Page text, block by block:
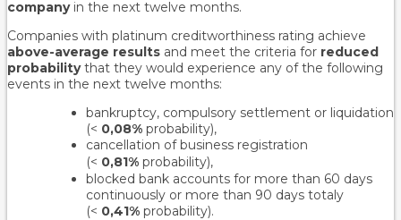
companyin the next twelve months.
Companies with platinum creditworthiness rating achieve
above-average results and meet the criteria for reduced
probabilitythat they would experience any of the following
events in the next twelve months:
bankruptcy, compulsory settlement or liquidation
(< 0,08% probability),
cancellation of business registration
(< 0,81% probability),
blocked bank accounts for more than 60 days
continuously or more than 90 days totaly
(< 0,41% probability).